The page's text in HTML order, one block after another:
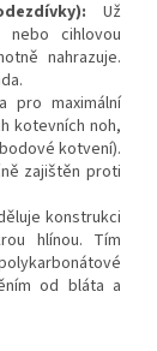
Už
nebo cihlovou
nahrazuje.
pro maximální
kotevních noh,
kotvení).
zajištěn proti
konstrukci
hlínou. Tím
od bláta a